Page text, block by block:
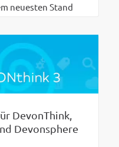
neuesten Stand
DevonThink,
Devonsphere